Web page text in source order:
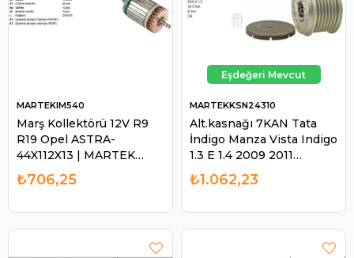
Marş Kollektörü 12V R9
R19 Opel ASTRA-
44X112X13 | MARTEK
IM540
MARTEKIM540
₺706,25
Alt.kasnağı 7KAN Tata
İndigo Manza Vista Indigo
1.3 E 1.4 2009 2011
535024310 | MARTEK
KSN24310
MARTEKKSN24310
₺1.062,23